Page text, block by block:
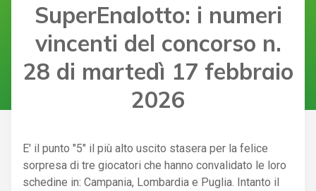
SuperEnalotto: i numeri
vincenti del concorso n.
28 di martedì 17 febbraio
2026
E' il punto "5" il più alto uscito stasera per la felice
sorpresa di tre giocatori che hanno convalidato le loro
schedine in: Campania, Lombardia e Puglia. Intanto il